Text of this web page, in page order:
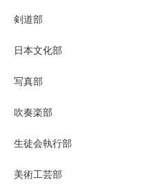
剣道部
日本文化部
写真部
吹奏楽部
生徒会執行部
美術工芸部